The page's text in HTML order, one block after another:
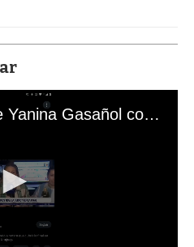
El mal momento de Yanina Gasañol con un hincha argentino en "Subrayado"